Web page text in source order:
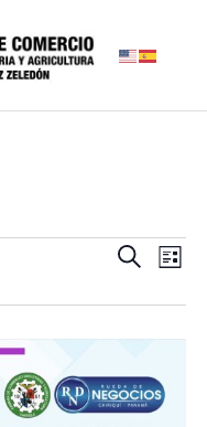
búsqueda
y
de
Eventos
Buscar
de
Lista